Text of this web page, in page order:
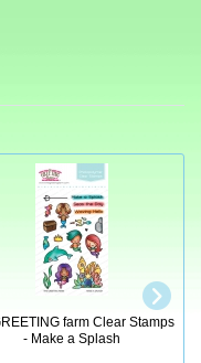
farm Clear Stamps
- Make a Splash